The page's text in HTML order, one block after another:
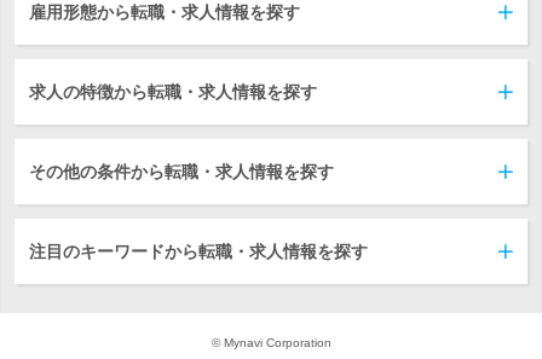
雇用形態から転職・求人情報を探す
求人の特徴から転職・求人情報を探す
その他の条件から転職・求人情報を探す
注目のキーワードから転職・求人情報を探す
© Mynavi Corporation